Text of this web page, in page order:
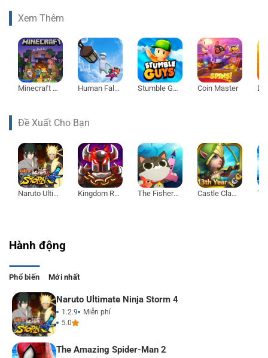
Xem Thêm
Minecraft 1.21 Human Fall Flat Stumble Guys Coin Master
Đề Xuất Cho Bạn
Naruto Ultimate Ninja Storm 4 Kingdom Rush Vengeance The Fishercat Castle Clash
Hành động
Phổ biến Mới nhất
Naruto Ultimate Ninja Storm 4
1.2.9
Miễn phí
5.0
The Amazing Spider-Man 2